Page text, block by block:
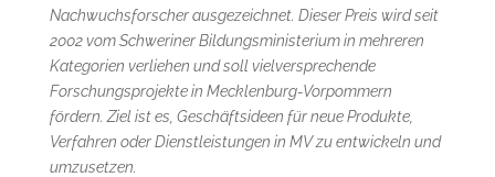
Nachwuchsforscher ausgezeichnet. Dieser Preis wird seit
2002 vom Schweriner Bildungsministerium in mehreren
Kategorien verliehen und soll vielversprechende
Forschungsprojekte in Mecklenburg-Vorpommern
fördern. Ziel ist es, Geschäftsideen für neue Produkte,
Verfahren oder Dienstleistungen in MV zu entwickeln und
umzusetzen.